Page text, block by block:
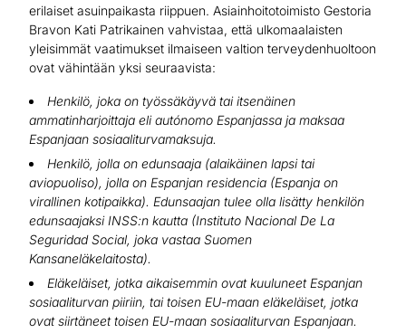
erilaiset asuinpaikasta riippuen. Asiainhoitotoimisto Gestoria
Bravon Kati Patrikainen vahvistaa, että ulkomaalaisten
yleisimmät vaatimukset ilmaiseen valtion terveydenhuoltoon
ovat vähintään yksi seuraavista:
Henkilö, joka on työssäkäyvä tai itsenäinen
ammatinharjoittaja eli autónomo Espanjassa ja maksaa
Espanjaan sosiaaliturvamaksuja.
Henkilö, jolla on edunsaaja (alaikäinen lapsi tai
aviopuoliso), jolla on Espanjan residencia (Espanja on
virallinen kotipaikka). Edunsaajan tulee olla lisätty henkilön
edunsaajaksi INSS:n kautta (Instituto Nacional De La
Seguridad Social, joka vastaa Suomen
Kansaneläkelaitosta).
Eläkeläiset, jotka aikaisemmin ovat kuuluneet Espanjan
sosiaaliturvan piiriin, tai toisen EU-maan eläkeläiset, jotka
ovat siirtäneet toisen EU-maan sosiaaliturvan Espanjaan.